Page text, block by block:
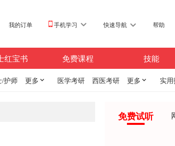
我的订单 手机学习 快速导航 帮助
红宝书 免费课程 技能
/护师 更多  医学考研 西医考研 更多  实用
免费试听